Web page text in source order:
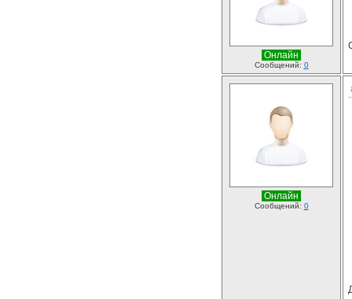
Онлайн
Сообщений: 0
Онлайн
Сообщений: 0